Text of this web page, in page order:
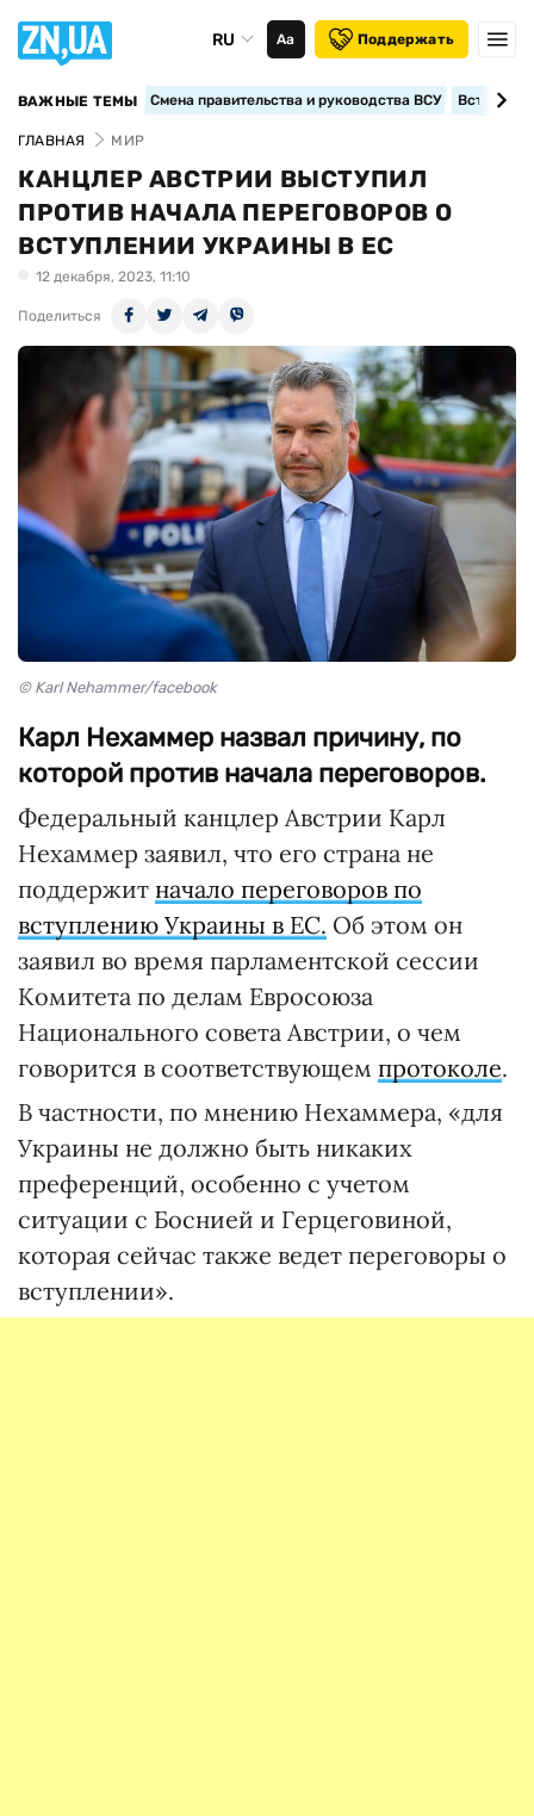
RU Аа Поддержать
ВАЖНЫЕ ТЕМЫ Смена правительства и руководства ВСУ
ГЛАВНАЯ МИР
КАНЦЛЕР АВСТРИИ ВЫСТУПИЛ
ПРОТИВ НАЧАЛА ПЕРЕГОВОРОВ О
ВСТУПЛЕНИИ УКРАИНЫ В ЕС
12 декабря, 2023, 11:10
Поделиться
© Karl Nehammer/facebook
Карл Нехаммер назвал причину, по
которой против начала переговоров.
Федеральный канцлер Австрии Карл
Нехаммер заявил, что его страна не
поддержит начало переговоров по
вступлению Украины в ЕС. Об этом он
заявил во время парламентской сессии
Комитета по делам Евросоюза
Национального совета Австрии, о чем
говорится в соответствующем протоколе.
В частности, по мнению Нехаммера, «для
Украины не должно быть никаких
преференций, особенно с учетом
ситуации с Боснией и Герцеговиной,
которая сейчас также ведет переговоры о
вступлении».